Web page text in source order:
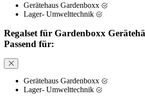
Gerätehaus Gardenboxx
Lager- Umwelttechnik
Regalset für Gardenboxx
Passend für:
Gerätehaus Gardenboxx
Lager- Umwelttechnik